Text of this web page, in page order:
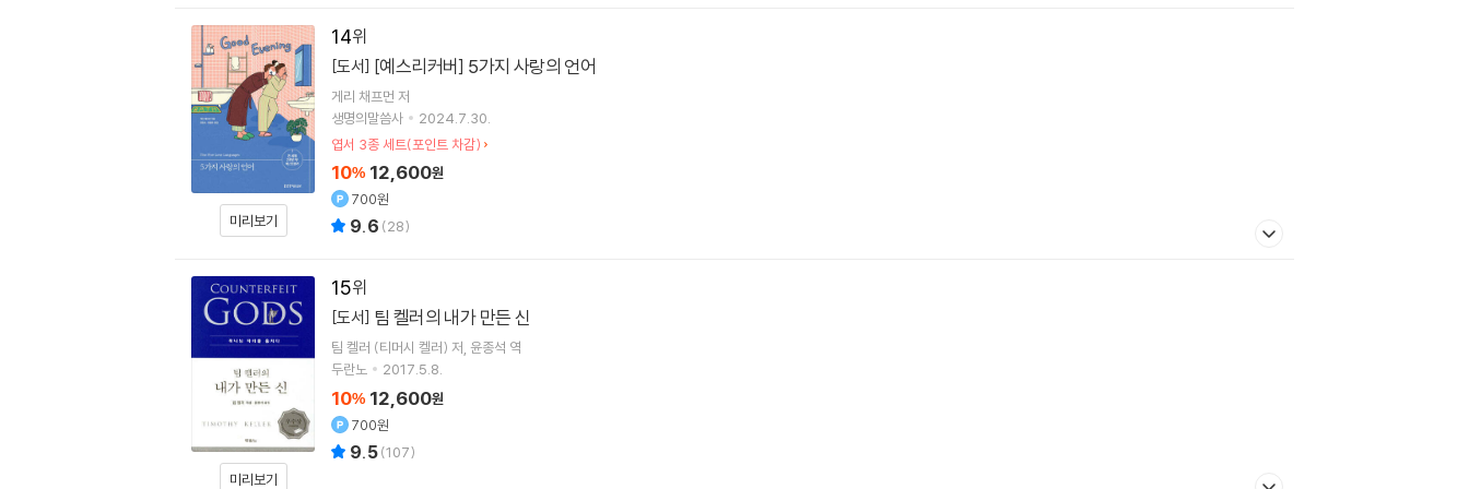
14
미리보기
[도서] [예스리커버] 5가지 사랑의 언어
게리 채프먼 저
생명의말씀사
2024.7.30.
엽서 3종 세트(포인트 차감)
10% 12,600원
700원
9.6 (28)
15
미리보기
[도서] 팀 켈러의 내가 만든 신
팀 켈러 (티머시 켈러) 저 윤종석 역
두란노
2017.5.8.
10% 12,600원
700원
9.5(107)